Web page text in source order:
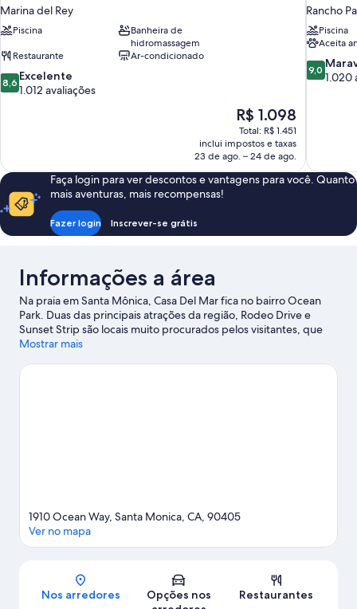
Marina del Rey
Piscina
Banheira de
hidromassagem
Restaurante
Ar-condicionado
8.6
de
8,6 Excelente
1.012 avaliações
O
preço
é
de
R$ 1.098
R$ 1.098
Total: R$ 1.451
inclui impostos e taxas
23 de ago. – 24 de ago.
Rancho
Piscina
Aceita
9.0
de
9,0
1.020
Faça login para ver descontos e vantagens para você. Quanto
mais aventuras, mais recompensas!
Fazer login Inscrever-se grátis
Informações a área
Na praia em Santa Mônica, Casa Del Mar fica no bairro Ocean
Park. Duas das principais atrações da região, Rodeo Drive e
Sunset Strip são locais muito procurados pelos visitantes, que
também são atraídos pelas belezas naturais em Praia de Santa
uma programação de eventos e jogos.
Mostrar mais
Mapa
1910 Ocean Way, Santa Monica, CA, 90405
Ver no mapa
Nos arredores
Opções nos
Restaurantes